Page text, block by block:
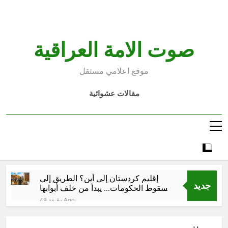
صوت الامة العراقية
موقع اعلامي مستقل
مقالات عشوائية
جديد
إقليم كردستان إلى أين؟ الطريق إلى
سقوط الحكومات… يبدأ من خلف أبوابها
المغلقة48 دقيقة Ago